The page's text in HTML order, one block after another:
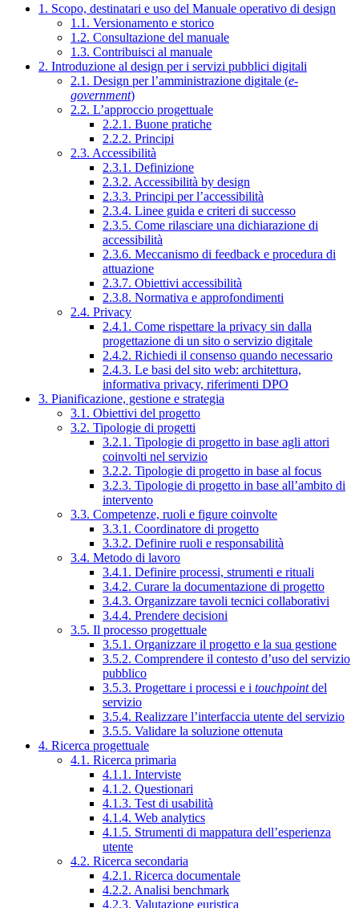
1. Scopo, destinatari e uso del Manuale operativo di design
1.1. Versionamento e storico
1.2. Consultazione del manuale
1.3. Contribuisci al manuale
2. Introduzione al design per i servizi pubblici digitali
2.1. Design per l’amministrazione digitale (e-
government)
2.2. L’approccio progettuale
2.2.1. Buone pratiche
2.2.2. Principi
2.3. Accessibilità
2.3.1. Definizione
2.3.2. Accessibilità by design
2.3.3. Principi per l’accessibilità
2.3.4. Linee guida e criteri di successo
2.3.5. Come rilasciare una dichiarazione di
accessibilità
2.3.6. Meccanismo di feedback e procedura di
attuazione
2.3.7. Obiettivi accessibilità
2.3.8. Normativa e approfondimenti
2.4. Privacy
2.4.1. Come rispettare la privacy sin dalla
progettazione di un sito o servizio digitale
2.4.2. Richiedi il consenso quando necessario
2.4.3. Le basi del sito web: architettura,
informativa privacy, riferimenti DPO
3. Pianificazione, gestione e strategia
3.1. Obiettivi del progetto
3.2. Tipologie di progetti
3.2.1. Tipologie di progetto in base agli attori
coinvolti nel servizio
3.2.2. Tipologie di progetto in base al focus
3.2.3. Tipologie di progetto in base all’ambito di
intervento
3.3. Competenze, ruoli e figure coinvolte
3.3.1. Coordinatore di progetto
3.3.2. Definire ruoli e responsabilità
3.4. Metodo di lavoro
3.4.1. Definire processi, strumenti e rituali
3.4.2. Curare la documentazione di progetto
3.4.3. Organizzare tavoli tecnici collaborativi
3.4.4. Prendere decisioni
3.5. Il processo progettuale
3.5.1. Organizzare il progetto e la sua gestione
3.5.2. Comprendere il contesto d’uso del servizio
pubblico
3.5.3. Progettare i processi e i touchpointdel
servizio
3.5.4. Realizzare l’interfaccia utente del servizio
3.5.5. Validare la soluzione ottenuta
4. Ricerca progettuale
4.1. Ricerca primaria
4.1.1. Interviste
4.1.2. Questionari
4.1.3. Test di usabilità
4.1.4. Web analytics
4.1.5. Strumenti di mappatura dell’esperienza
utente
4.2. Ricerca secondaria
4.2.1. Ricerca documentale
4.2.2. Analisi benchmark
4.2.3. Valutazione euristica